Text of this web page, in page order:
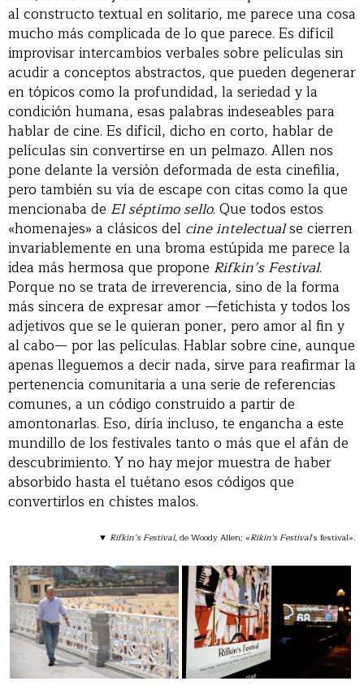
al constructo textual en solitario, me parece una cosa
mucho más complicada de lo que parece. Es difícil
improvisar intercambios verbales sobre películas sin
acudir a conceptos abstractos, que pueden degenerar
en tópicos como la profundidad, la seriedad y la
condición humana, esas palabras indeseables para
hablar de cine. Es difícil, dicho en corto, hablar de
películas sin convertirse en un pelmazo. Allen nos
pone delante la versión deformada de esta cinefilia,
pero también su vía de escape con citas como la que
mencionaba de El séptimo sello. Que todos estos
«homenajes» a clásicos del cine intelectualse cierren
invariablemente en una broma estúpida me parece la
idea más hermosa que propone Rifkin’s Festival.
Porque no se trata de irreverencia, sino de la forma
más sincera de expresar amor —fetichista y todos los
adjetivos que se le quieran poner, pero amor al fin y
al cabo— por las películas. Hablar sobre cine, aunque
apenas lleguemos a decir nada, sirve para reafirmar la
pertenencia comunitaria a una serie de referencias
comunes, a un código construido a partir de
amontonarlas. Eso, diría incluso, te engancha a este
mundillo de los festivales tanto o más que el afán de
descubrimiento. Y no hay mejor muestra de haber
absorbido hasta el tuétano esos códigos que
convertirlos en chistes malos.
▼ Rifkin’s Festival, de Woody Allen; «Rikin's Festival's festival».